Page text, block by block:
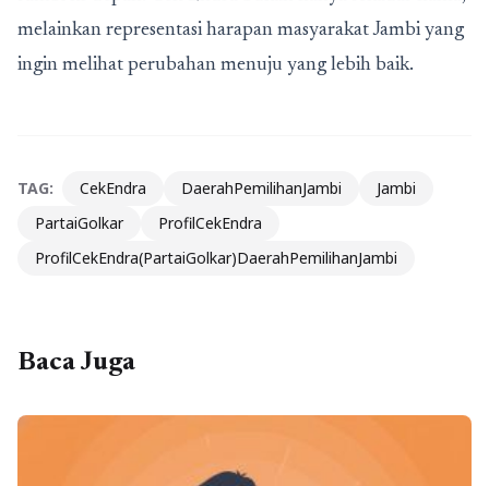
melainkan representasi harapan masyarakat Jambi yang
ingin melihat perubahan menuju yang lebih baik.
TAG: CekEndra DaerahPemilihanJambi
Jambi
PartaiGolkar
ProfilCekEndra
ProfilCekEndra(PartaiGolkar)DaerahPemilihanJambi
Baca Juga